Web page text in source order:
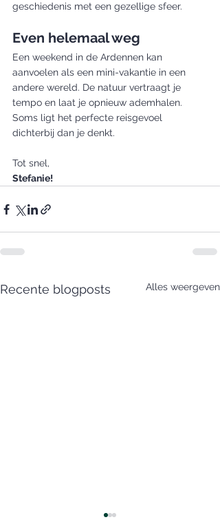
geschiedenis met een gezellige sfeer.
Even helemaal weg
Een weekend in de Ardennen kan
aanvoelen als een mini-vakantie in een
andere wereld. De natuur vertraagt je
tempo en laat je opnieuw ademhalen.
Soms ligt het perfecte reisgevoel
dichterbij dan je denkt.
Tot snel,
Stefanie!
Recente blogposts Alles weergeven